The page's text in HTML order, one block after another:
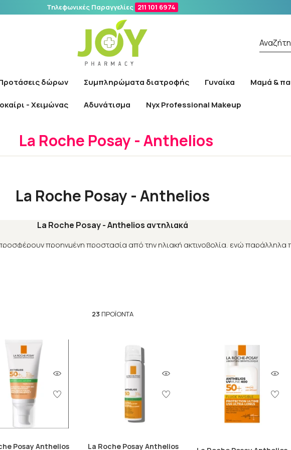
Τηλεφωνικές Παραγγελίες 211 101 6974
δώρων Συμπληρώματα διατροφής Γυναίκα Μαμά &
- Χειμώνας Αδυνάτισμα Nyx Professional Makeup
Αναζήτηση
Αρχική / Εταιρίες / La Roche Posay / La Roche Posay - Anthelios
La Roche Posay - Anthelios
La Roche Posay - Anthelios
La Roche Posay - Anthelios αντηλιακά
προηγμένη προστασία από την ηλιακή ακτινοβολία, ενώ παράλληλα
διαρκείας προστασία από τον ήλιο, ενώ παράλληλα δεν αφήνουν
23ΠΡΟΪΌΝΤΑ
Posay Anthelios
La Roche Posay Anthelios